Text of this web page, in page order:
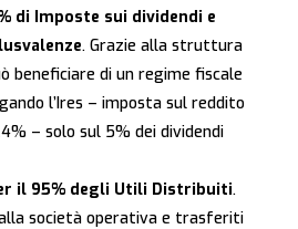
di Imposte sui dividendi e
. Grazie alla struttura
beneficiare di un regime fiscale
l’Ires – imposta sul reddito
– solo sul 5% dei dividendi
il 95% degli Utili Distribuiti.
società operativa e trasferiti